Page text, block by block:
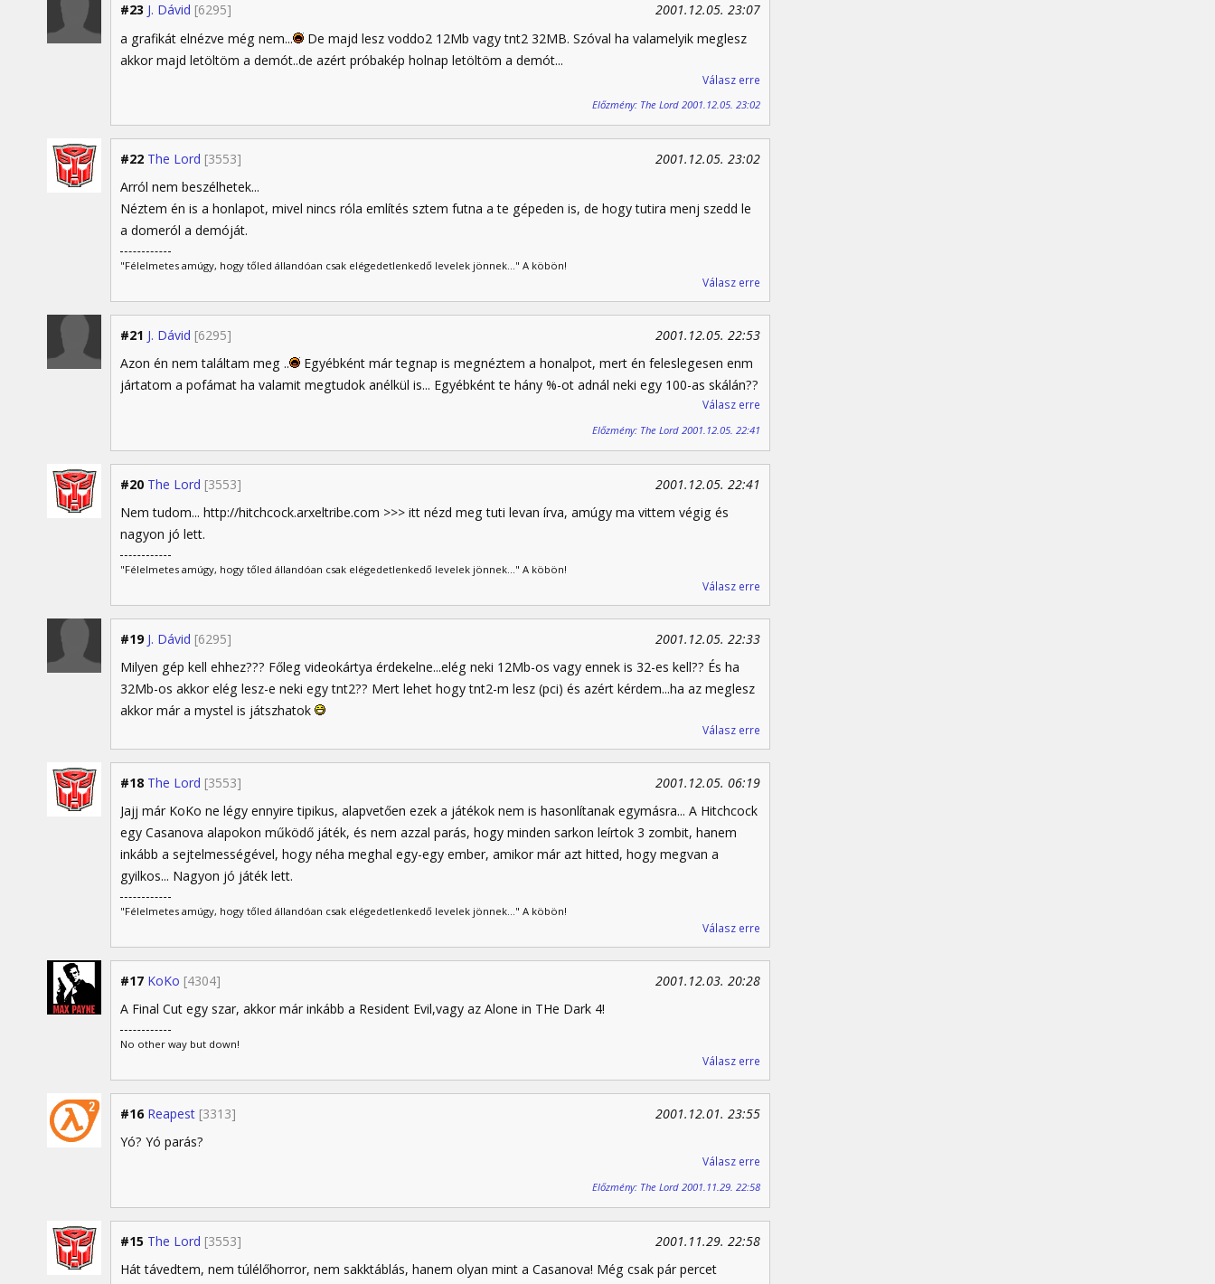
#23 J. Dávid [6295]
2001.12.05. 23:07
a grafikát elnézve még nem...
De majd lesz voddo2 12Mb vagy tnt2 32MB. Szóval ha valamelyik meglesz
akkor majd letöltöm a demót..de azért próbakép holnap letöltöm a demót...
Válasz erre
Előzmény: The Lord 2001.12.05. 23:02
#22 The Lord [3553]
2001.12.05. 23:02
Arról nem beszélhetek...
Néztem én is a honlapot, mivel nincs róla említés sztem futna a te gépeden is, de hogy tutira menj szedd le
a domeról a demóját.
"Félelmetes amúgy, hogy tőled állandóan csak elégedetlenkedő levelek jönnek..." A köbön!
Válasz erre
#21 J. Dávid [6295]
2001.12.05. 22:53
Azon én nem találtam meg ..
Egyébként már tegnap is megnéztem a honalpot, mert én feleslegesen enm
jártatom a pofámat ha valamit megtudok anélkül is... Egyébként te hány %-ot adnál neki egy 100-as skálán??
Válasz erre
Előzmény: The Lord 2001.12.05. 22:41
#20 The Lord [3553]
2001.12.05. 22:41
Nem tudom... http://hitchcock.arxeltribe.com >>> itt nézd meg tuti levan írva, amúgy ma vittem végig és
nagyon jó lett.
"Félelmetes amúgy, hogy tőled állandóan csak elégedetlenkedő levelek jönnek..." A köbön!
Válasz erre
#19 J. Dávid [6295]
2001.12.05. 22:33
Milyen gép kell ehhez??? Főleg videokártya érdekelne...elég neki 12Mb-os vagy ennek is 32-es kell?? És ha
32Mb-os akkor elég lesz-e neki egy tnt2?? Mert lehet hogy tnt2-m lesz (pci) és azért kérdem...ha az meglesz
akkor már a mystel is játszhatok
Válasz erre
#18 The Lord [3553]
2001.12.05. 06:19
Jajj már KoKo ne légy ennyire tipikus, alapvetően ezek a játékok nem is hasonlítanak egymásra... A Hitchcock
egy Casanova alapokon működő játék, és nem azzal parás, hogy minden sarkon leírtok 3 zombit, hanem
inkább a sejtelmességével, hogy néha meghal egy-egy ember, amikor már azt hitted, hogy megvan a
gyilkos... Nagyon jó játék lett.
"Félelmetes amúgy, hogy tőled állandóan csak elégedetlenkedő levelek jönnek..." A köbön!
Válasz erre
#17 KoKo [4304]
2001.12.03. 20:28
A Final Cut egy szar, akkor már inkább a Resident Evil,vagy az Alone in THe Dark 4!
No other way but down!
Válasz erre
#16 Reapest [3313]
2001.12.01. 23:55
Yó? Yó parás?
Válasz erre
Előzmény: The Lord 2001.11.29. 22:58
#15 The Lord [3553]
2001.11.29. 22:58
Hát távedtem, nem túlélőhorror, nem sakktáblás, hanem olyan mint a Casanova! Még csak pár percet